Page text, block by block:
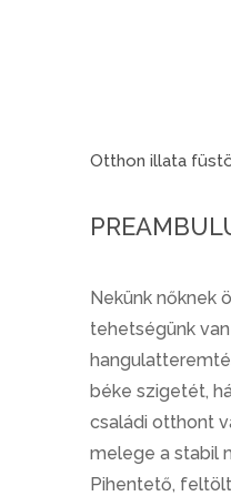
Otthon illata
Nekünk nőknek
tehetségünk
béke szigetét,
családi otthont
melege a stabil
Pihentető,